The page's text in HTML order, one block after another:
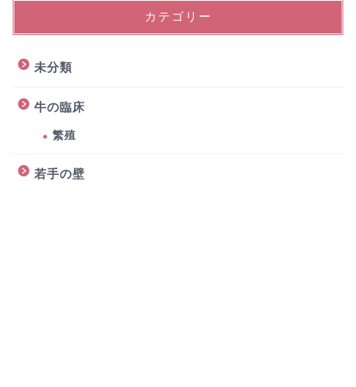
カテゴリー
未分類
牛の臨床
繁殖
若手の壁